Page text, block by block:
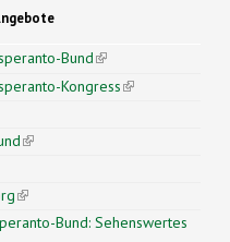
Bund(link is
external)
Kongress(link is
is external)
(link is external)
is external)
(link is external)
Bund: Sehenswertes